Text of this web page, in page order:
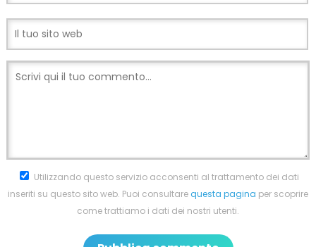
Utilizzando questo servizio acconsenti al trattamento dei dati
inseriti su questo sito web. Puoi consultarequesta pagina per scoprire
come trattiamo i dati dei nostri utenti.